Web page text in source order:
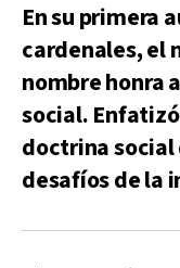
En su primera
cardenales, el
nombre honra
social.
doctrina social
desafíos de la